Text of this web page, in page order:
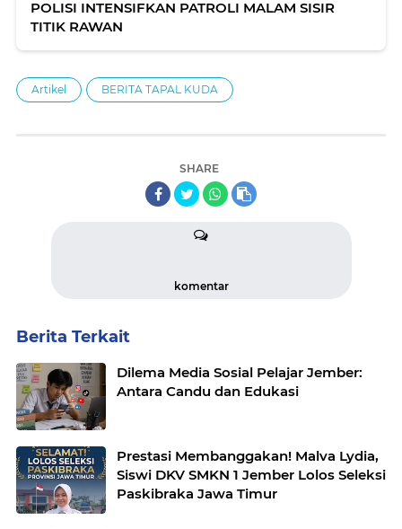
POLISI INTENSIFKAN PATROLI MALAM SISIR
TITIK RAWAN
Artikel BERITA TAPAL KUDA
SHARE
komentar
Berita Terkait
Dilema Media Sosial Pelajar Jember:
Antara Candu dan Edukasi
Prestasi Membanggakan! Malva Lydia,
Siswi DKV SMKN 1 Jember Lolos Seleksi
Paskibraka Jawa Timur